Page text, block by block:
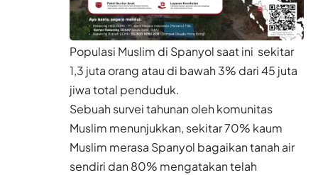
Populasi Muslim di Spanyol saat ini sekitar
1,3 juta orang atau di bawah 3% dari 45 juta
jiwa total penduduk.
Sebuah survei tahunan oleh komunitas
Muslim menunjukkan, sekitar 70% kaum
Muslim merasa Spanyol bagaikan tanah air
sendiri dan 80% mengatakan telah